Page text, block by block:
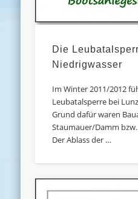
Die
Niedrigwasser
Im Winter 2011/2012
Leubatalsperre bei
Grund dafür waren
Staumauer/Damm
Der Ablass der …